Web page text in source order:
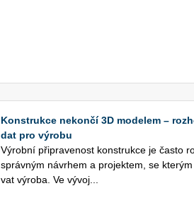
Konstrukce nekončí 3D modelem –
dat pro výrobu
Vý­rob­ní při­pra­ve­nost kon­struk­ce je často
správ­ným ná­vrhem a pro­jek­tem, se
vat vý­ro­ba. Ve vý­vo­j...